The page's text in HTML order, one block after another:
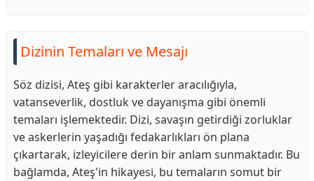
Dizinin Temaları ve Mesajı
Söz dizisi, Ateş gibi karakterler aracılığıyla,
vatanseverlik, dostluk ve dayanışma gibi önemli
temaları işlemektedir. Dizi, savaşın getirdiği zorluklar
ve askerlerin yaşadığı fedakarlıkları ön plana
çıkartarak, izleyicilere derin bir anlam sunmaktadır. Bu
bağlamda, Ateş'in hikayesi, bu temaların somut bir